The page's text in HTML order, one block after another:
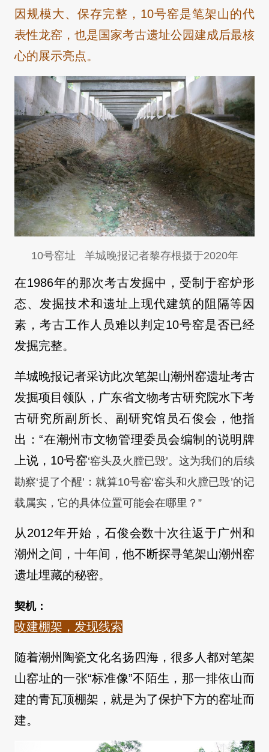
因规模大、保存完整，10号窑是笔架山的代
表性龙窑，也是国家考古遗址公园建成后最核
心的展示亮点。
10号窑址 羊城晚报记者黎存根摄于2020年
在1986年的那次考古发掘中，受制于窑炉形
态、发掘技术和遗址上现代建筑的阻隔等因
素，考古工作人员难以判定10号窑是否已经
发掘完整。
羊城晚报记者采访此次笔架山潮州窑遗址考古
发掘项目领队，广东省文物考古研究院水下考
古研究所副所长、副研究馆员石俊会，他指
出：“在潮州市文物管理委员会编制的说明牌
上说，10号窑‘窑头及火膛已毁’。这为我们的后续
勘察‘提了个醒’：就算10号窑‘窑头和火膛已毁’的记
载属实，它的具体位置可能会在哪里？”
从2012年开始，石俊会数十次往返于广州和
潮州之间，十年间，他不断探寻笔架山潮州窑
遗址埋藏的秘密。
契机：
改建棚架，发现线索
随着潮州陶瓷文化名扬四海，很多人都对笔架
山窑址的一张“标准像”不陌生，那一排依山而
建的青瓦顶棚架，就是为了保护下方的窑址而
建。